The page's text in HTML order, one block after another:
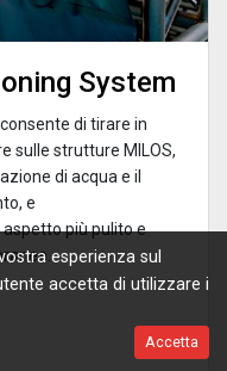
esperienza sul
accetta di utilizzare i
Accetta
System
di tirare in
sulle strutture MILOS,
di acqua e il
e
più pulito e